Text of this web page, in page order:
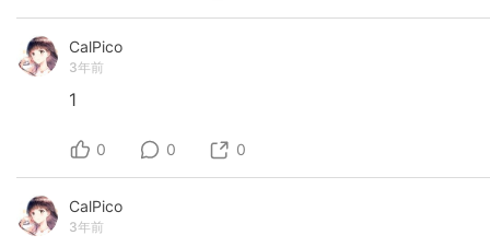
CalPico
3年前
1
0 0 0
CalPico
3年前